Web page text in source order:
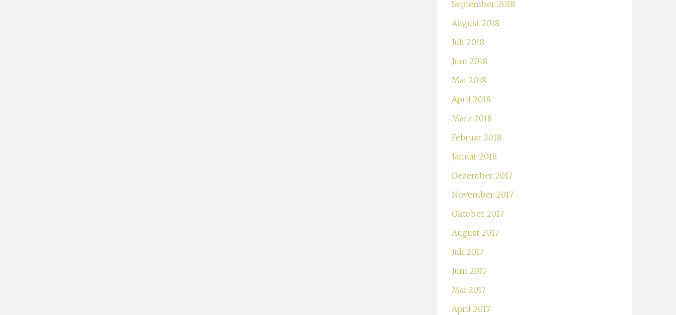
September 2018
August 2018
Juli 2018
Juni 2018
Mai 2018
April 2018
März 2018
Februar 2018
Januar 2018
Dezember 2017
November 2017
Oktober 2017
August 2017
Juli 2017
Juni 2017
Mai 2017
April 2017